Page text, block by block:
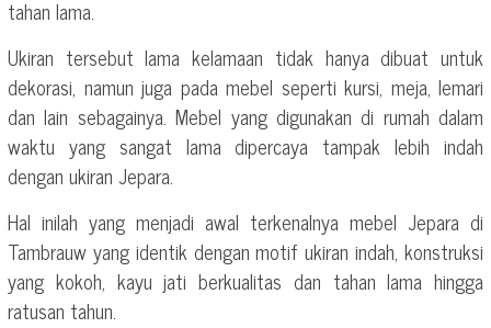
tahan lama.
Ukiran tersebut lama kelamaan tidak hanya dibuat untuk
dekorasi, namun juga pada mebel seperti kursi, meja, lemari
dan lain sebagainya. Mebel yang digunakan di rumah dalam
waktu yang sangat lama dipercaya tampak lebih indah
dengan ukiran Jepara.
Hal inilah yang menjadi awal terkenalnya mebel Jepara di
Tambrauw yang identik dengan motif ukiran indah, konstruksi
yang kokoh, kayu jati berkualitas dan tahan lama hingga
ratusan tahun.